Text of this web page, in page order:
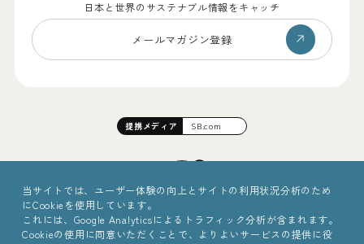
日本と世界のサステナブル情報をキャッチ
メールマガジン登録
提携メディア SB.com
当サイトでは、ユーザー体験の向上とサイトの利用状況分析のため
にCookieを使用しています。
これには、Google Analyticsによるトラフィック分析が含まれます。
Cookieの使用に同意いただくことで、よりよいサービスの提供に役